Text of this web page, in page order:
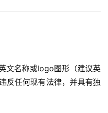
文名称或logo图形（建议英
反任何现有法律，并具有独